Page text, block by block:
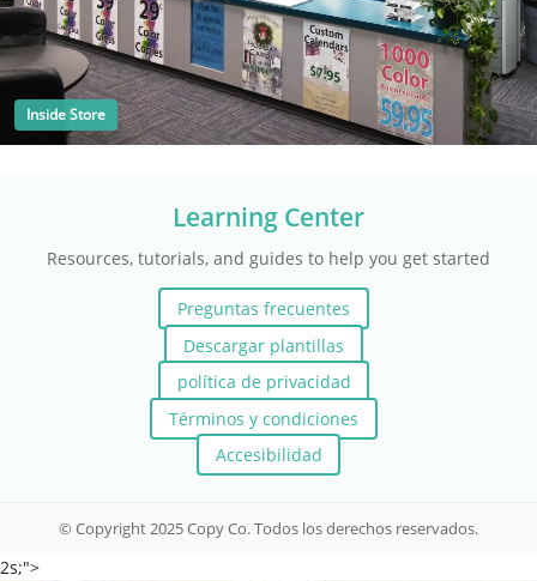
Inside Store
Learning Center
Resources, tutorials, and guides to help you get started
Preguntas frecuentes
Descargar plantillas
política de privacidad
Términos y condiciones
Accesibilidad
© Copyright 2025 Copy Co. Todos los derechos reservados.
2s;">